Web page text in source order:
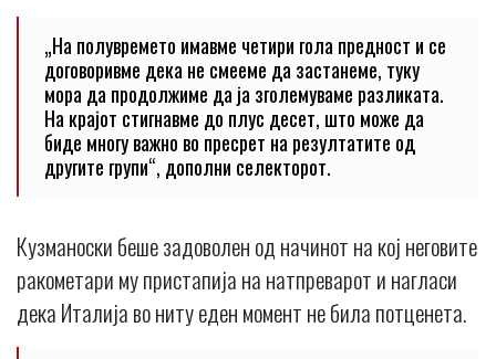
„На полувремето имавме четири гола предност и се
договоривме дека не смееме да застанеме, туку
мора да продолжиме да ја зголемуваме разликата.
На крајот стигнавме до плус десет, што може да
биде многу важно во пресрет на резултатите од
другите групи“, дополни селекторот.
Кузманоски беше задоволен од начинот на кој неговите
ракометари му пристапија на натпреварот и нагласи
дека Италија во ниту еден момент не била потценета.